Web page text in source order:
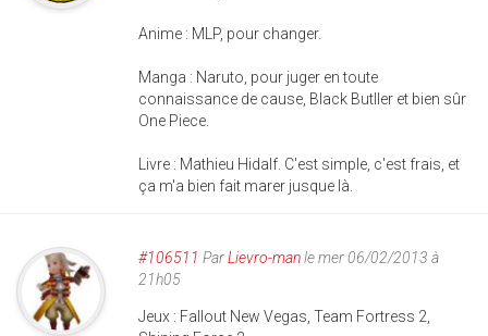
Anime : MLP, pour changer.
Manga : Naruto, pour juger en toute
connaissance de cause, Black Butller et bien sûr
One Piece.
Livre : Mathieu Hidalf. C'est simple, c'est frais, et
ça m'a bien fait marer jusque là.
#106511 ParLievro-manle mer 06/02/2013 à
21h05
Jeux : Fallout New Vegas, Team Fortress 2,